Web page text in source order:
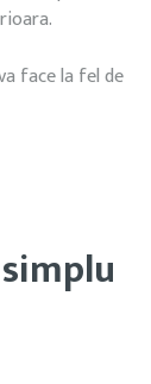
face la fel de